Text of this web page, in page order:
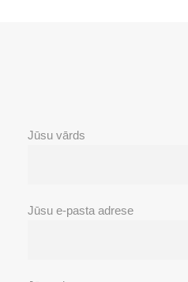
Jūsu vārds
Jūsu e-pasta adrese